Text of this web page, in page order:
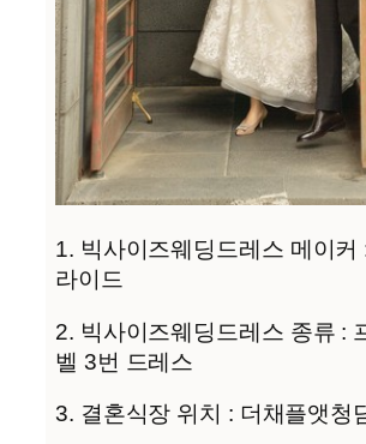
1. 빅사이즈웨딩드레스 메이커
라이드
2. 빅사이즈웨딩드레스 종류 :
벨 3번 드레스
3. 결혼식장 위치 : 더채플앳청